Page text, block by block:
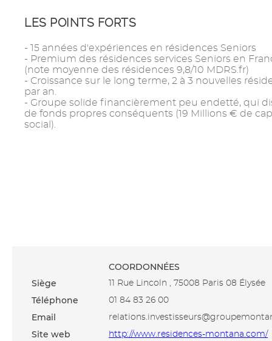
LES POINTS FORTS
- 15 années d'expériences en résidences Seniors
- Premium des résidences services Seniors en
(note moyenne des résidences 9,8/10 MDRS.fr)
- Croissance sur le long terme, 2 à 3 nouvelles
par an.
- Groupe solide financièrement peu endetté, qui
de fonds propres conséquents (19 Millions € de
social).
COORDONNÉES
Siège
11 Rue Lincoln , 75008 Paris 08 Élysée
Téléphone 01 84 83 26 00
Email
Site web http://www.residences-montana.com/